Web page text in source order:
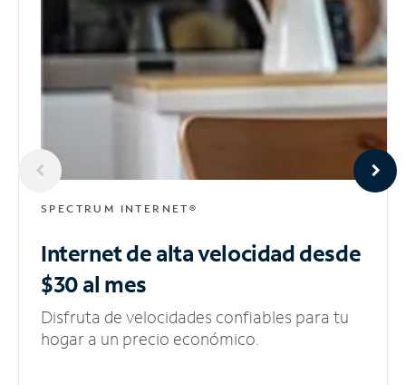
SPECTRUM INTERNET®
Internet de alta velocidaddesde
$30 al mes
Disfruta de velocidades confiables para tu
hogar a un precio económico.